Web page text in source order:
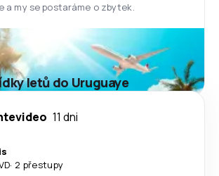
a my se postaráme o zbytek.
letů do Uruguaye
11 dni
· 2 přestupy